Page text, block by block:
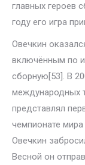
главных героев
году его игра
Овечкин
включённым по
сборную[53]. В
международных
представлял
чемпионате
Овечкин
Весной он